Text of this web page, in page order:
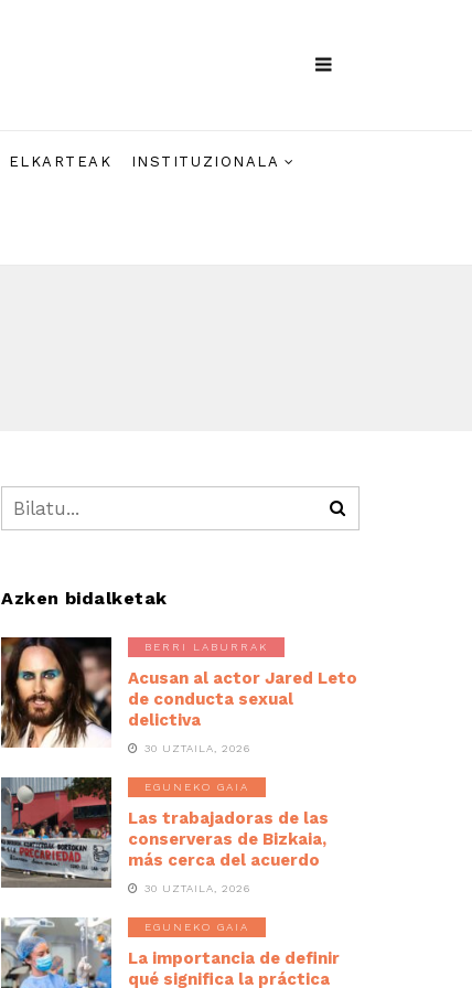
ELKARTEAK INSTITUZIONALA
Azken bidalketak
BERRI LABURRAK
Acusan al actor Jared Leto
de conducta sexual
delictiva
30 UZTAILA, 2026
EGUNEKO GAIA
Las trabajadoras de las
conserveras de Bizkaia,
más cerca del acuerdo
30 UZTAILA, 2026
EGUNEKO GAIA
La importancia de definir
qué significa la práctica